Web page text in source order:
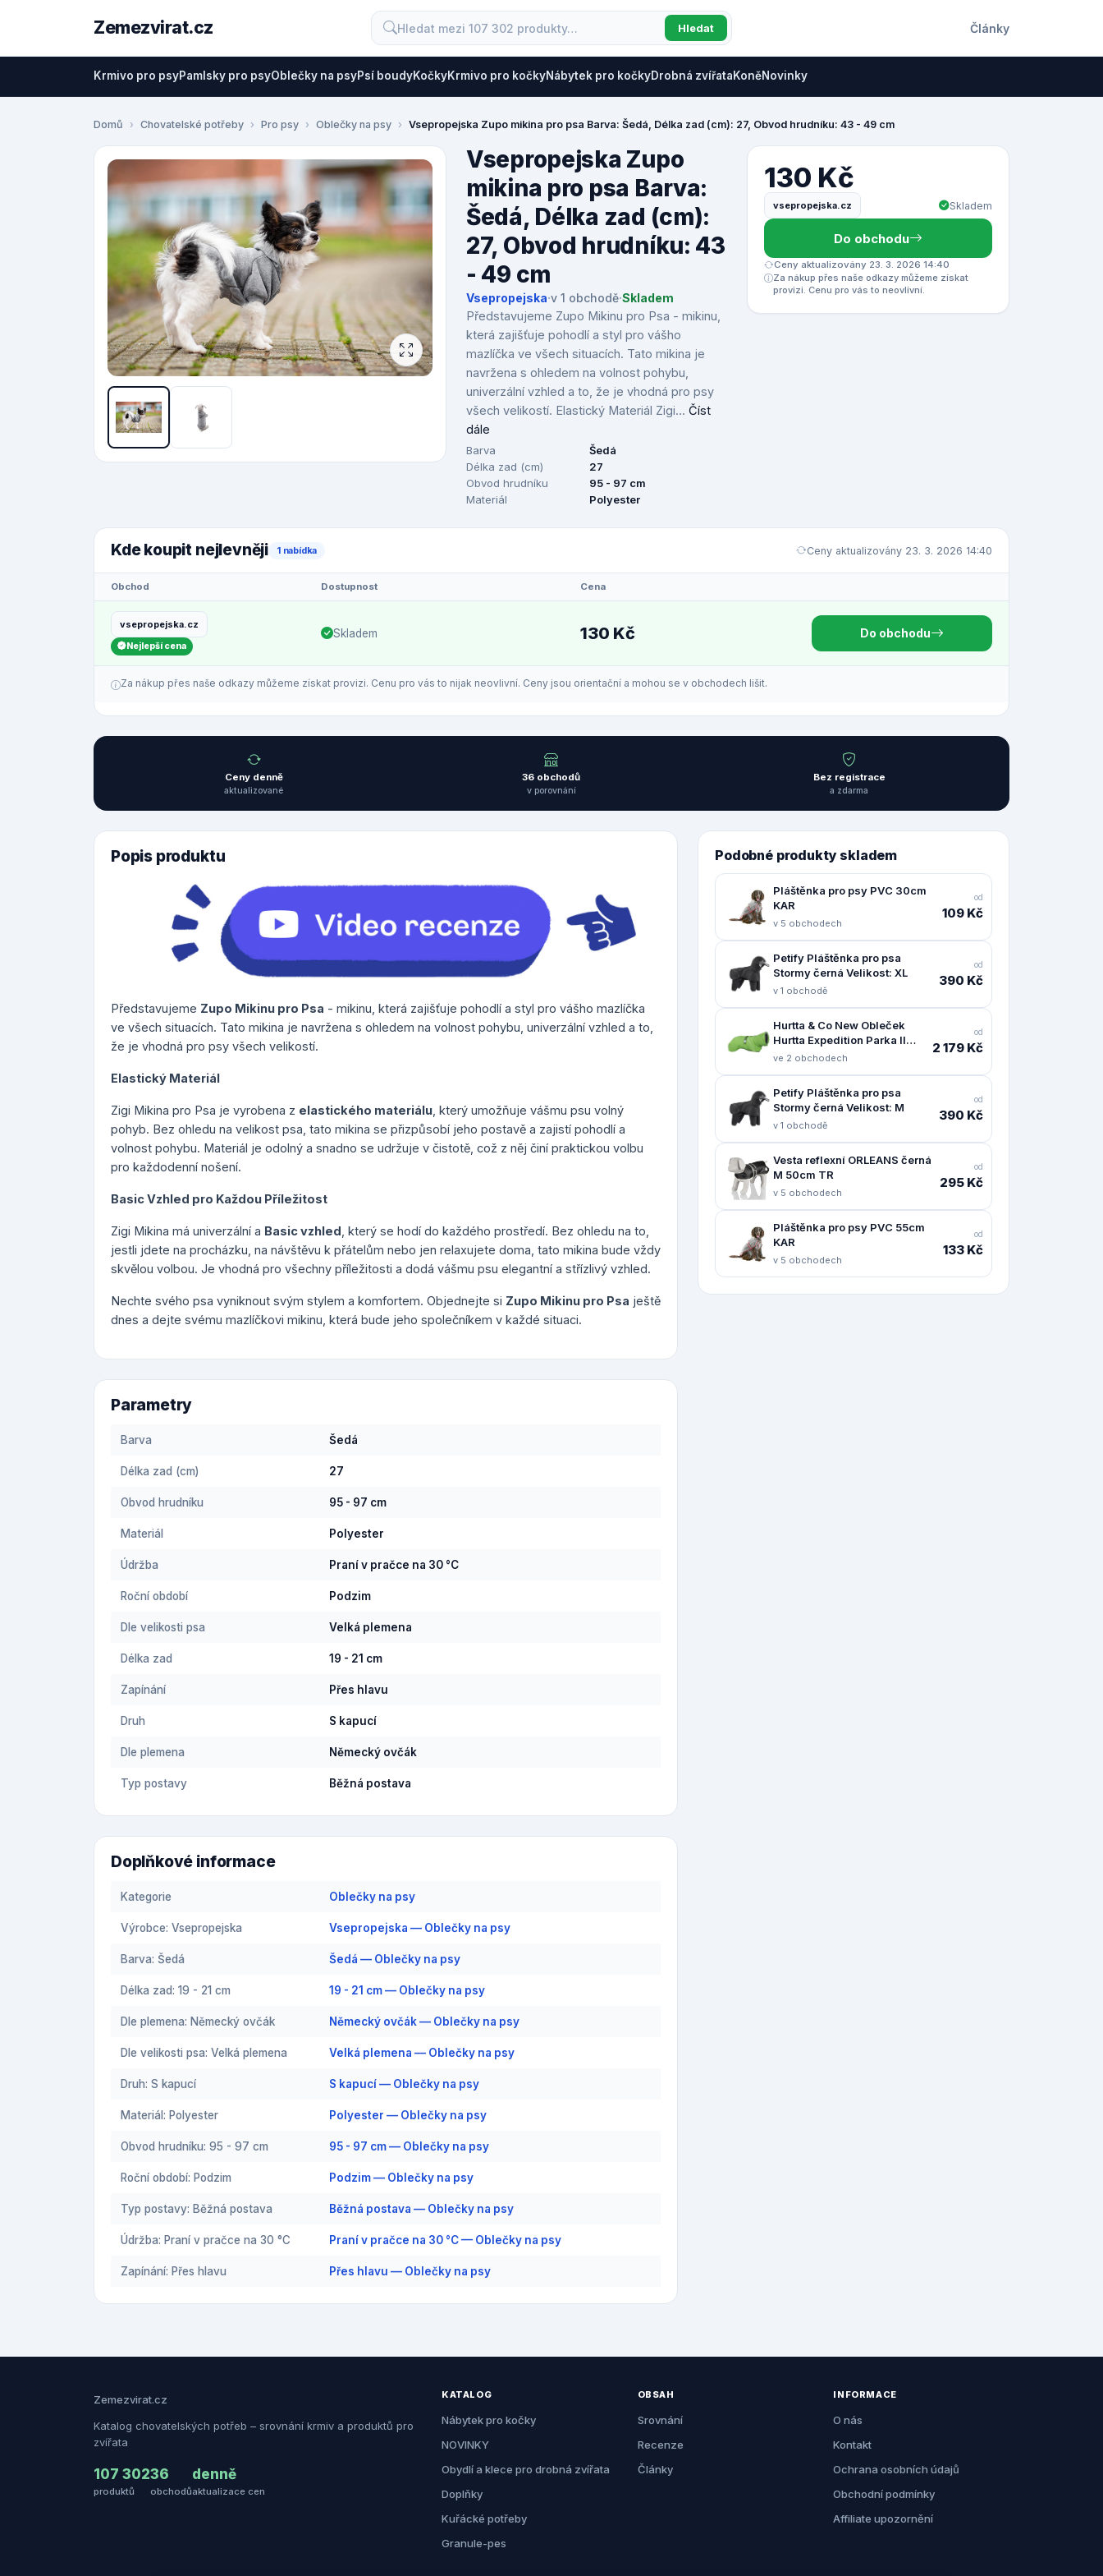
Zemezvirat.cz Hledat Články
Krmivo pro psyPamlsky pro psyOblečky na psyPsí boudyKočkyKrmivo pro kočkyNábytek pro kočkyDrobná zvířataKoněNovinky
Domů Chovatelské potřeby Pro psy Oblečky na psy Vsepropejska Zupo mikina pro psa Barva: Šedá, Délka zad (cm): 27, Obvod hrudníku: 43 - 49 cm
Vsepropejska Zupo
mikina pro psa Barva:
Šedá, Délka zad (cm):
27, Obvod hrudníku: 43
- 49 cm
Vsepropejska·v 1 obchodě·Skladem
Představujeme Zupo Mikinu pro Psa - mikinu,
která zajišťuje pohodlí a styl pro vášho
mazlíčka ve všech situacích. Tato mikina je
navržena s ohledem na volnost pohybu,
univerzální vzhled a to, že je vhodná pro psy
všech velikostí. Elastický Materiál Zigi... Číst
dále
Barva
Šedá
Délka zad (cm)
27
Obvod hrudníku
95 - 97 cm
Materiál
Polyester
130 Kč
vsepropejska.cz Skladem
Do obchodu
Ceny aktualizovány 23. 3. 2026 14:40
Za nákup přes naše odkazy můžeme získat
provizi. Cenu pro vás to neovlivní.
Kde koupit nejlevněji 1 nabídka Ceny aktualizovány 23. 3. 2026 14:40
Obchod Dostupnost Cena
vsepropejska.cz
Nejlepší cena
Skladem 130 Kč Do obchodu
Za nákup přes naše odkazy můžeme získat provizi. Cenu pro vás to nijak neovlivní. Ceny jsou orientační a mohou se v obchodech lišit.
Ceny denně
aktualizované
36 obchodů
v porovnání
Bez registrace
a zdarma
Popis produktu
Představujeme Zupo Mikinu pro Psa - mikinu, která zajišťuje pohodlí a styl pro vášho mazlíčka
ve všech situacích. Tato mikina je navržena s ohledem na volnost pohybu, univerzální vzhled a to,
že je vhodná pro psy všech velikostí.
Elastický Materiál
Zigi Mikina pro Psa je vyrobena z elastického materiálu , který umožňuje vášmu psu volný
pohyb. Bez ohledu na velikost psa, tato mikina se přizpůsobí jeho postavě a zajistí pohodlí a
volnost pohybu. Materiál je odolný a snadno se udržuje v čistotě, což z něj činí praktickou volbu
pro každodenní nošení.
Basic Vzhled pro Každou Příležitost
Zigi Mikina má univerzální a Basic vzhled , který se hodí do každého prostředí. Bez ohledu na to,
jestli jdete na procházku, na návštěvu k přátelům nebo jen relaxujete doma, tato mikina bude vždy
skvělou volbou. Je vhodná pro všechny příležitosti a dodá vášmu psu elegantní a střízlivý vzhled.
Nechte svého psa vyniknout svým stylem a komfortem. Objednejte si Zupo Mikinu pro Psa ještě
dnes a dejte svému mazlíčkovi mikinu, která bude jeho společníkem v každé situaci.
Parametry
Barva Šedá
Délka zad (cm) 27
Obvod hrudníku 95 - 97 cm
Materiál Polyester
Údržba Praní v pračce na 30 °C
Roční období Podzim
Dle velikosti psa Velká plemena
Délka zad 19 - 21 cm
Zapínání Přes hlavu
Druh S kapucí
Dle plemena Německý ovčák
Typ postavy Běžná postava
Doplňkové informace
Kategorie Oblečky na psy
Výrobce: Vsepropejska Vsepropejska — Oblečky na psy
Barva: Šedá Šedá — Oblečky na psy
Délka zad: 19 - 21 cm 19 - 21 cm — Oblečky na psy
Dle plemena: Německý ovčák Německý ovčák — Oblečky na psy
Dle velikosti psa: Velká plemena Velká plemena — Oblečky na psy
Druh: S kapucí S kapucí — Oblečky na psy
Materiál: Polyester Polyester — Oblečky na psy
Obvod hrudníku: 95 - 97 cm 95 - 97 cm — Oblečky na psy
Roční období: Podzim Podzim — Oblečky na psy
Typ postavy: Běžná postava Běžná postava — Oblečky na psy
Údržba: Praní v pračce na 30 °C Praní v pračce na 30 °C — Oblečky na psy
Zapínání: Přes hlavu Přes hlavu — Oblečky na psy
Podobné produkty skladem
Pláštěnka pro psy PVC 30cm
KAR
v 5 obchodech
od
109 Kč
Petify Pláštěnka pro psa
Stormy černá Velikost: XL
v 1 obchodě
od
390 Kč
Hurtta & Co New Obleček
Hurtta Expedition Parka II
petrželový 55
ve 2 obchodech
od
2 179 Kč
Petify Pláštěnka pro psa
Stormy černá Velikost: M
v 1 obchodě
od
390 Kč
Vesta reflexní ORLEANS černá
M 50cm TR
v 5 obchodech
od
295 Kč
Pláštěnka pro psy PVC 55cm
KAR
v 5 obchodech
od
133 Kč
Zemezvirat.cz
Katalog chovatelských potřeb – srovnání krmiv a produktů pro
zvířata
107 302
produktů
36
obchodů
denně
aktualizace cen
KATALOG
Nábytek pro kočky
NOVINKY
Obydlí a klece pro drobná zvířata
Doplňky
Kuřácké potřeby
Granule-pes
OBSAH
Srovnání
Recenze
Články
INFORMACE
O nás
Kontakt
Ochrana osobních údajů
Obchodní podmínky
Affiliate upozornění